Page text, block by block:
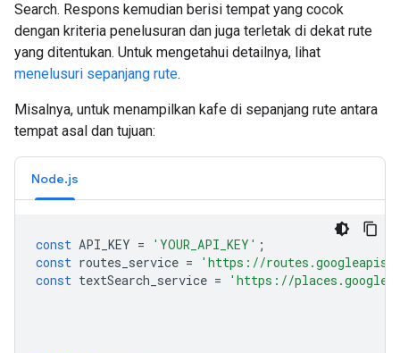
Search. Respons kemudian berisi tempat yang cocok
dengan kriteria penelusuran dan juga terletak di dekat rute
yang ditentukan. Untuk mengetahui detailnya, lihat
menelusuri sepanjang rute.
Misalnya, untuk menampilkan kafe di sepanjang rute antara
tempat asal dan tujuan:
Node.js
const API_KEY = 'YOUR_API_KEY' ;
const routes_service =
'https://
const textSearch_service = 'https://